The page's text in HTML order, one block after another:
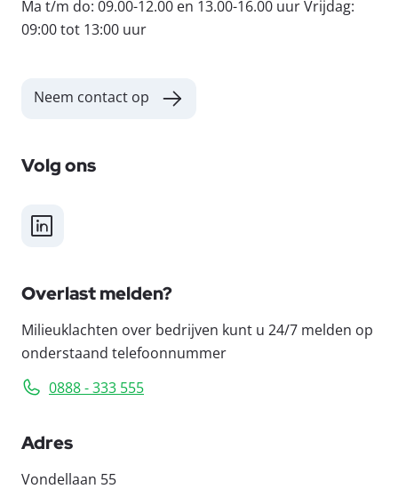
Ma t/m do: 09.00-12.00 en 13.00-16.00 uur Vrijdag:
09:00 tot 13:00 uur
Neem contact op
Volg ons
LinkedIn
Overlast melden?
Milieuklachten over bedrijven kunt u 24/7 melden op
onderstaand telefoonnummer
0888 - 333 555
Adres
Vondellaan 55